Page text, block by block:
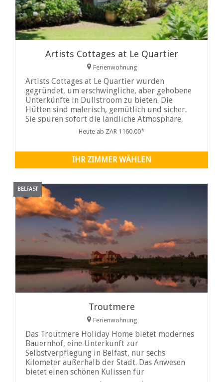
Artists Cottages at Le Quartier
Ferienwohnung
Artists Cottages at Le Quartier wurden
gegründet, um erschwingliche, aber gehobene
Unterkünfte in Dullstroom zu bieten. Die
Hütten sind malerisch, gemütlich und sicher.
Sie spüren sofort die ländliche Atmosphäre,
nur einen Steinwurf von einer guten Tasse
Country-Atmosphäre aller südafrikanischen
Reiseziele.
Heute ab ZAR 1160.00*
IHR ZIMMER WÄHLEN
BELFAST
Troutmere
Ferienwohnung
Das Troutmere Holiday Home bietet modernes
Bauernhof, eine Unterkunft zur
Selbstverpflegung in Belfast, nur sechs
Kilometer außerhalb der Stadt. Das Anwesen
bietet einen schönen Kulissen für